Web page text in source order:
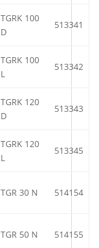
TGRK 100
D
513341
TGRK 100
L
513342
TGRK 120
D
513343
TGRK 120
L
513345
TGR 30 N 514154
TGR 50 N 514155